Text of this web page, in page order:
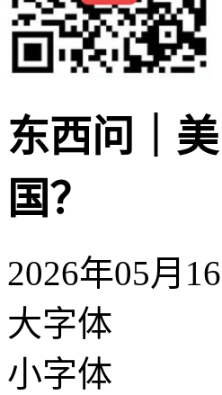
东西问｜
国？
2026年05月
大字体
小字体